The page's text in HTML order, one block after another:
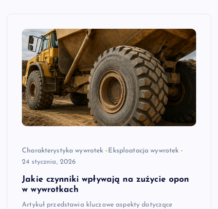
Charakterystyka wywrotek
Eksploatacja wywrotek
24 stycznia, 2026
Jakie czynniki wpływają na zużycie opon
w wywrotkach
Artykuł przedstawia kluczowe aspekty dotyczące